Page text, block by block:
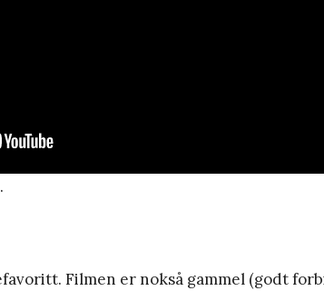
.
Filmen er nokså gammel (godt